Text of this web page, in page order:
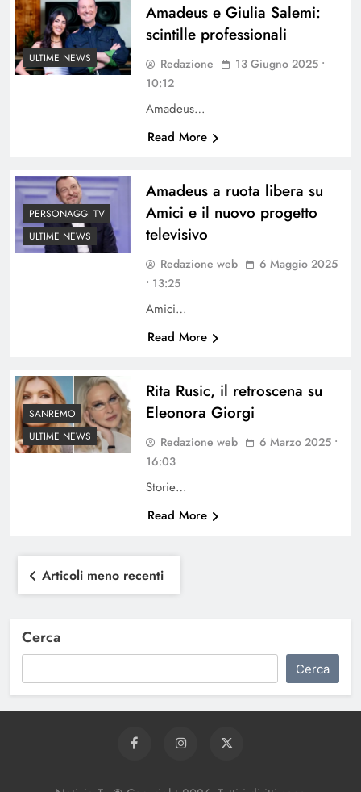
ULTIME NEWS
Amadeus e Giulia Salemi:
scintille professionali
Redazione
13 Giugno 2025 •
10:12
Amadeus…
Read More
PERSONAGGI TV
ULTIME NEWS
Amadeus a ruota libera su
Amici e il nuovo progetto
televisivo
Redazione web
6 Maggio 2025
• 13:25
Amici…
Read More
SANREMO
ULTIME NEWS
Rita Rusic, il retroscena su
Eleonora Giorgi
Redazione web
6 Marzo 2025 •
16:03
Storie…
Read More
Navigazione
articoli
Articoli meno recenti
Cerca
Cerca